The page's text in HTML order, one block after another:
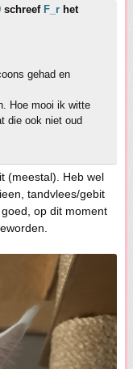
schreef F_r het
gehad en
Hoe mooi ik witte
die ook niet oud
(meestal). Heb wel
tandvlees/gebit
op dit moment